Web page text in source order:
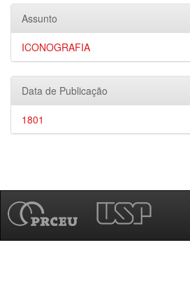
Assunto
ICONOGRAFIA
Data de Publicação
1801